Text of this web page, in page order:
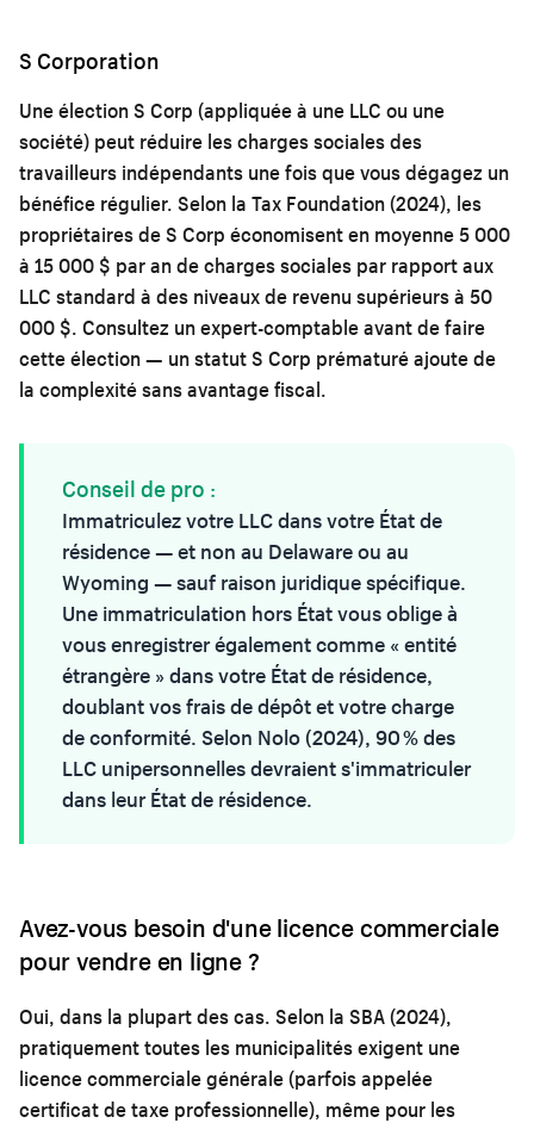
S Corporation
Une élection S Corp (appliquée à une LLC ou une
société) peut réduire les charges sociales des
travailleurs indépendants une fois que vous dégagez un
bénéfice régulier. Selon la Tax Foundation (2024), les
propriétaires de S Corp économisent en moyenne 5 000
à 15 000 $ par an de charges sociales par rapport aux
LLC standard à des niveaux de revenu supérieurs à 50
000 $. Consultez un expert-comptable avant de faire
cette élection — un statut S Corp prématuré ajoute de
la complexité sans avantage fiscal.
Conseil de pro :
Immatriculez votre LLC dans votre État de
résidence — et non au Delaware ou au
Wyoming — sauf raison juridique spécifique.
Une immatriculation hors État vous oblige à
vous enregistrer également comme « entité
étrangère » dans votre État de résidence,
doublant vos frais de dépôt et votre charge
de conformité. Selon Nolo (2024), 90 % des
LLC unipersonnelles devraient s'immatriculer
dans leur État de résidence.
Avez-vous besoin d'une licence commerciale
pour vendre en ligne ?
Oui, dans la plupart des cas. Selon la SBA (2024),
pratiquement toutes les municipalités exigent une
licence commerciale générale (parfois appelée
certificat de taxe professionnelle), même pour les